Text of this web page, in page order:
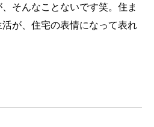
そんなことないです笑。住ま
が、住宅の表情になって表れ